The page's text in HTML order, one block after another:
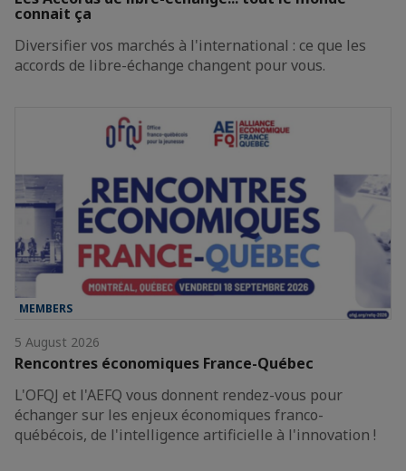
connait ça
Diversifier vos marchés à l'international : ce que les
accords de libre-échange changent pour vous.
MEMBERS
5 August 2026
Rencontres économiques France-Québec
L'OFQJ et l'AEFQ vous donnent rendez-vous pour
échanger sur les enjeux économiques franco-
québécois, de l'intelligence artificielle à l'innovation !